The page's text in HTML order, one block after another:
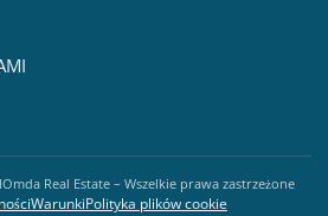
Real Estate – Wszelkie prawa zastrzeżone
WarunkiPolityka plików cookie